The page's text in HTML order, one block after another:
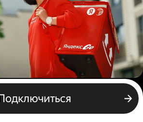
Россия